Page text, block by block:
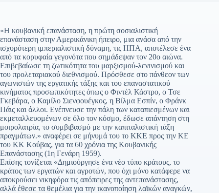
«Η κουβανική επανάσταση, η πρώτη σοσιαλιστική
επανάσταση στην Αμερικάνικη ήπειρο, μια ανάσα από την
ισχυρότερη ιμπεριαλιστική δύναμη, τις ΗΠΑ, αποτέλεσε ένα
από τα κορυφαία γεγονότα που σημάδεψαν τον 20ο αιώνα.
Επιβεβαίωσε τη ζωτικότητα του μαρξισμού-λενινισμού και
του προλεταριακού διεθνισμού. Πρόσθεσε στο πάνθεον των
αγωνιστών της εργατικής τάξης και του επαναστατικού
κινήματος προσωπικότητες όπως ο Φιντέλ Κάστρο, ο Τσε
Γκεβάρα, ο Καμίλο Σιενφουέγκος, η Βίλμα Εσπίν, ο Φράνκ
Πάις και άλλοι. Ενέπνευσε την πάλη των καταπιεσμένων και
εκμεταλλευομένων σε όλο τον κόσμο, έδωσε απάντηση στη
μοιρολατρία, το συμβιβασμό με την καπιταλιστική τάξη
πραγμάτων.» αναφέρει σε μήνυμά του το ΚΚΕ προς την ΚΕ
του ΚΚ Κούβας, για τα 60 χρόνια της Κουβανικής
Επανάστασης (1η Γενάρη 1959).
Επίσης τονίζεται «Δημιούργησε ένα νέο τύπο κράτους, το
κράτος των εργατών και αγροτών, που όχι μόνο κατάφερε να
αποκρούσει νικηφόρα τις απόπειρες της αντεπανάστασης,
αλλά έθεσε τα θεμέλια για την ικανοποίηση λαϊκών αναγκών,